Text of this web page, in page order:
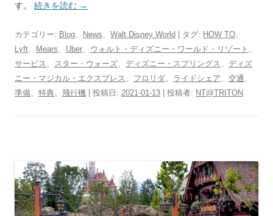
す。 続きを読む →
カテゴリー: Blog、 News、 Walt Disney World | タグ: HOW TO、
Lyft、 Mears、 Uber、 ウォルト・ディズニー・ワールド・リゾート 、
サービス 、 スター・ウォーズ、 ディズニー・スプリングス 、 ディズ
ニー・マジカル・エクスプレス 、 フロリダ、 ライドシェア、 交通、
準備、 特典、 飛行機 | 投稿日: 2021-01-13 投稿者: NT@TRITON